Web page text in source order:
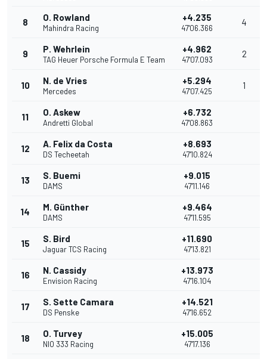
8 O. Rowland
Mahindra Racing
+4.235
47'06.366
4
9 P. Wehrlein
TAG Heuer Porsche Formula E Team
+4.962
47'07.093
2
10 N. de Vries
Mercedes
+5.294
47'07.425
1
11 O. Askew
Andretti Global
+6.732
47'08.863
12 A. Felix da Costa
DS Techeetah
+8.693
47'10.824
13 S. Buemi
DAMS
+9.015
47'11.146
14 M. Günther
DAMS
+9.464
47'11.595
15 S. Bird
Jaguar TCS Racing
+11.690
47'13.821
16 N. Cassidy
Envision Racing
+13.973
47'16.104
17 S. Sette Camara
DS Penske
+14.521
47'16.652
18 O. Turvey
NIO 333 Racing
+15.005
47'17.136